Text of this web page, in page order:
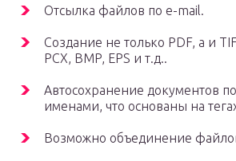
Отсылка файлов по e-mail.
Создание не только PDF, а и
PCX, BMP, EPS и т.д..
Автосохранение документов
именами, что основаны на
Возможно объединение